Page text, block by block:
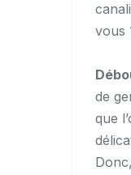
vous
de
que